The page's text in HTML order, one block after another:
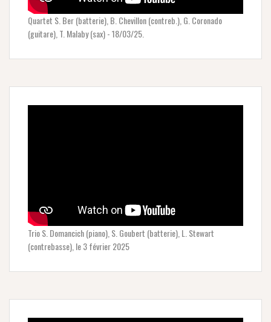
Quartet S. Ber (batterie), B. Chevillon (contreb.), G. Coronado
(guitare), T. Malaby (sax) - 18/03/25.
Trio S. Domancich (piano), S. Goubert (batterie), L. Stewart
(contrebasse), le 3 février 2025